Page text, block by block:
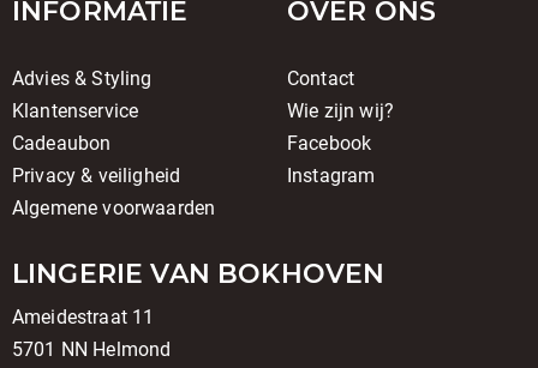
INFORMATIE
Advies & Styling
Klantenservice
Cadeaubon
Privacy & veiligheid
Algemene voorwaarden
OVER ONS
Contact
Wie zijn wij?
Facebook
Instagram
LINGERIE VAN BOKHOVEN
Ameidestraat 11
5701 NN Helmond